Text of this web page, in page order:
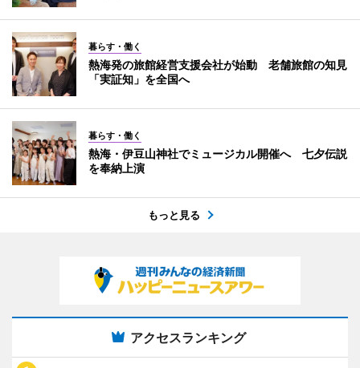
暮らす・働く
熱海発の旅館経営支援会社が始動 老舗旅館の知見
「実証知」を全国へ
暮らす・働く
熱海・伊豆山神社でミュージカル開催へ 七夕伝説
を奉納上演
もっと見る
アクセスランキング